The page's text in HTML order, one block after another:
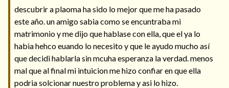
Cartomancia (117)
Cómo recuperar a mi ex(190)
Endulzamiento (112)
Hechizo de amor(593)
Infidelidad(104)
Oraciones(3)
Rituales(72)
descubrir a plaoma ha sido lo mejor que me ha pasado
este año. un amigo sabia como se encuntraba mi
matrimonio y me dijo que hablase con ella, que el ya lo
habia hehco euando lo necesito y que le ayudo mucho así
que decidi hablarla sin mcuha esperanza la verdad. menos
mal que al final mi intuicion me hizo confiar en que ella
podria solcionar nuestro problema y asi lo hizo.